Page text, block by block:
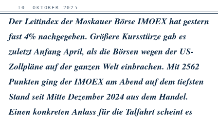
10. OKTOBER 2025
Der Leitindex der Moskauer Börse IMOEX hat gestern
fast 4% nachgegeben. Größere Kursstürze gab es
zuletzt Anfang April, als die Börsen wegen der US-
Zollpläne auf der ganzen Welt einbrachen. Mit 2562
Punkten ging der IMOEX am Abend auf dem tiefsten
Stand seit Mitte Dezember 2024 aus dem Handel.
Einen konkreten Anlass für die Talfahrt scheint es